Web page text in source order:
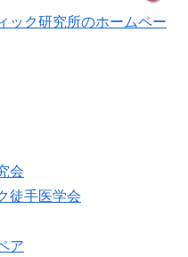
ック研究所のホームペー
会
徒手医学会
ア